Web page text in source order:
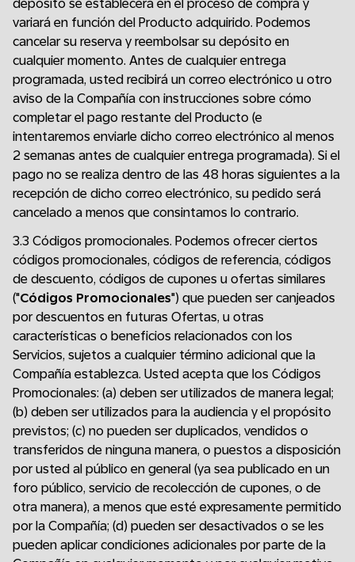
depósito se establecerá en el proceso de compra y
variará en función del Producto adquirido. Podemos
cancelar su reserva y reembolsar su depósito en
cualquier momento. Antes de cualquier entrega
programada, usted recibirá un correo electrónico u otro
aviso de la Compañía con instrucciones sobre cómo
completar el pago restante del Producto (e
intentaremos enviarle dicho correo electrónico al menos
2 semanas antes de cualquier entrega programada). Si el
pago no se realiza dentro de las 48 horas siguientes a la
recepción de dicho correo electrónico, su pedido será
cancelado a menos que consintamos lo contrario.
3.3 Códigos promocionales. Podemos ofrecer ciertos
códigos promocionales, códigos de referencia, códigos
de descuento, códigos de cupones u ofertas similares
("Códigos Promocionales") que pueden ser canjeados
por descuentos en futuras Ofertas, u otras
características o beneficios relacionados con los
Servicios, sujetos a cualquier término adicional que la
Compañía establezca. Usted acepta que los Códigos
Promocionales: (a) deben ser utilizados de manera legal;
(b) deben ser utilizados para la audiencia y el propósito
previstos; (c) no pueden ser duplicados, vendidos o
transferidos de ninguna manera, o puestos a disposición
por usted al público en general (ya sea publicado en un
foro público, servicio de recolección de cupones, o de
otra manera), a menos que esté expresamente permitido
por la Compañía; (d) pueden ser desactivados o se les
pueden aplicar condiciones adicionales por parte de la